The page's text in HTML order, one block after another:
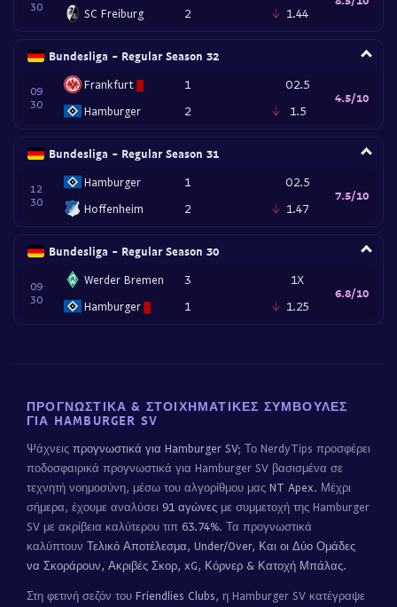
30 SC Freiburg 2 1.44
Bundesliga - Regular Season 32
09
30
Frankfurt
Hamburger
1
2
O2.5
1.5
4.5/10
Bundesliga - Regular Season 31
12
30
Hamburger
Hoffenheim
1
2
O2.5
1.47
7.5/10
Bundesliga - Regular Season 30
09
30
Werder Bremen
Hamburger
3
1
1X
1.25
6.8/10
ΠΡΟΓΝΩΣΤΙΚΆ & ΣΤΟΙΧΗΜΑΤΙΚΈΣ ΣΥΜΒΟΥΛΈΣ
ΓΙΑ HAMBURGER SV
Ψάχνεις προγνωστικά για Hamburger SV; Το NerdyTips προσφέρει
ποδοσφαιρικά προγνωστικά για Hamburger SV βασισμένα σε
τεχνητή νοημοσύνη, μέσω του αλγορίθμου μας NT Apex. Μέχρι
σήμερα, έχουμε αναλύσει 91 αγώνες με συμμετοχή της Hamburger
SV με ακρίβεια καλύτερου τιπ 63.74%. Τα προγνωστικά
καλύπτουν Τελικό Αποτέλεσμα, Under/Over, Και οι Δύο Ομάδες
να Σκοράρουν, Ακριβές Σκορ, xG, Κόρνερ & Κατοχή Μπάλας.
Στη φετινή σεζόν του Friendlies Clubs, η Hamburger SV κατέγραψε